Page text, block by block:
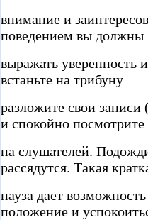
внимание и
поведением вы должны
выражать уверенность
встаньте на трибуну
разложите свои
и спокойно посмотрите
на слушателей.
рассядутся. Такая
пауза дает
положение и